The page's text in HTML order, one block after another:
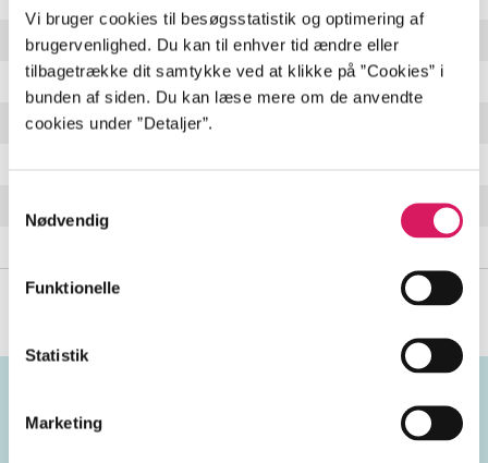
Vi bruger cookies til besøgsstatistik og optimering af
brugervenlighed. Du kan til enhver tid ændre eller
tilbagetrække dit samtykke ved at klikke på ”Cookies” i
bunden af siden. Du kan læse mere om de anvendte
cookies under ”Detaljer”.
Nødvendig
Funktionelle
Statistik
Marketing
Hands held high
No more sorrow
Valentine's day
Emneord